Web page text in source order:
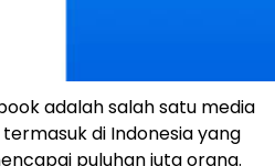
adalah salah satu media
di Indonesia yang
puluhan juta orang.